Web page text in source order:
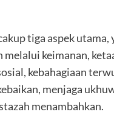
tiga aspek utama,
melalui keimanan,
kebahagiaan
menjaga
menambahkan.